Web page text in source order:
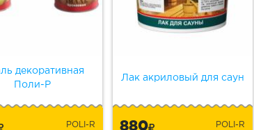
декоративная
Поли-Р
POLI-R
Лак акриловый для саун
880 POLI-R